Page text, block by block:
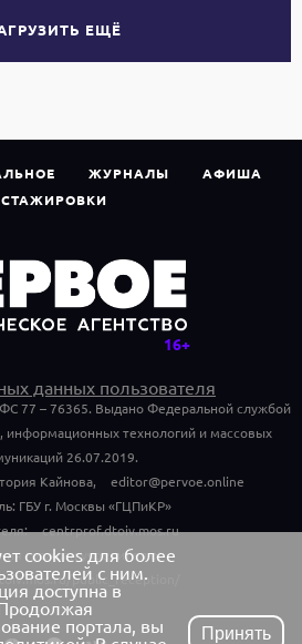
ЕЩЁ
ЖУРНАЛЫ
АФИША
СТАЖИРОВКИ
данных пользователя
77 – 76365. Выдано Федеральной службой
информационных технологий и массовых
26.07.2019.
Кайнова,
editor@pervoe.online
ГБУ г. Москвы «ГЦПиКР»
centrprof.dtoiv.mos.ru
граждан учредителю:
public_reception/
cookies для более
с ним.
доступна в
портала, вы
Принять